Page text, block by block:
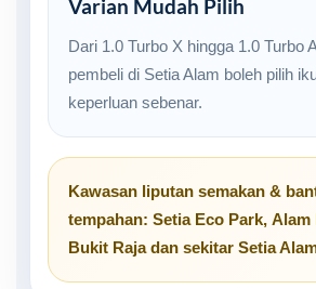
Varian Mudah Pilih
Dari 1.0 Turbo X hingga 1.0 Turbo
pembeli di Setia Alam boleh pilih
keperluan sebenar.
Kawasan liputan semakan &
tempahan: Setia Eco Park, Alam
Bukit Rajadan sekitar Setia